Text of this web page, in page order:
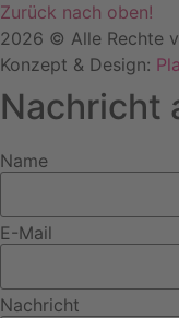
Zurück nach oben!
2026 © Alle Rechte
Konzept & Design:
Nachricht
Name
E-Mail
Nachricht